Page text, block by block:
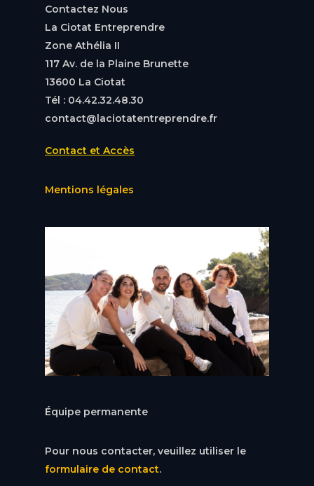
Contactez Nous
La Ciotat Entreprendre
Zone Athélia II
117 Av. de la Plaine Brunette
13600 La Ciotat
Tél : 04.42.32.48.30
contact@laciotatentreprendre.fr
Contact et Accès
Mentions légales
Équipe permanente
Pour nous contacter, veuillez utiliser le
formulaire de contact.